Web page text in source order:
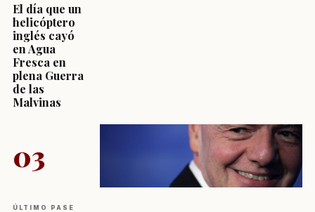
El día que un
helicóptero
inglés cayó
en Agua
Fresca en
plena Guerra
de las
Malvinas
03
ÚLTIMO PASE